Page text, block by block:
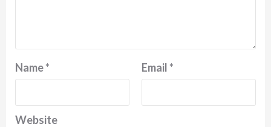
Name* Email*
Website